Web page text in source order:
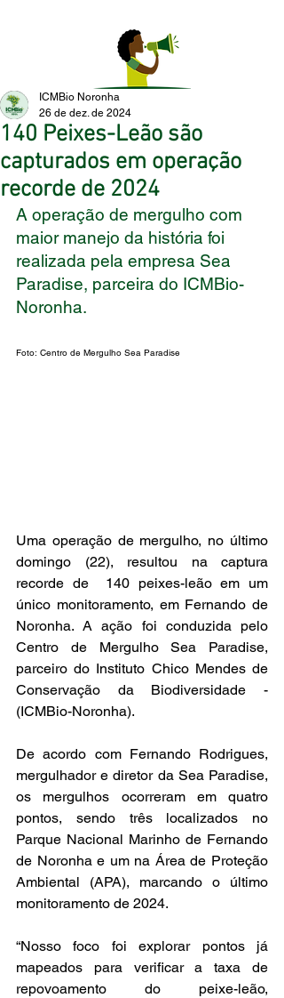
140 Peixes-Leão são
capturados em operação
recorde de 2024
ICMBio Noronha
26 de dez. de 2024
A operação de mergulho com
maior manejo da história foi
realizada pela empresa Sea
Paradise, parceira do ICMBio-
Noronha.
Foto: Centro de Mergulho Sea Paradise
Uma operação de mergulho, no último
domingo (22), resultou na captura
recorde de  140 peixes-leão em um
único monitoramento, em Fernando de
Noronha. A ação foi conduzida pelo
Centro de Mergulho Sea Paradise,
parceiro do Instituto Chico Mendes de
Conservação da Biodiversidade -
(ICMBio-Noronha).
De acordo com Fernando Rodrigues,
mergulhador e diretor da Sea Paradise,
os mergulhos ocorreram em quatro
pontos, sendo três localizados no
Parque Nacional Marinho de Fernando
de Noronha e um na Área de Proteção
Ambiental (APA), marcando o último
monitoramento de 2024.
“Nosso foco foi explorar pontos já
mapeados para verificar a taxa de
repovoamento do peixe-leão,